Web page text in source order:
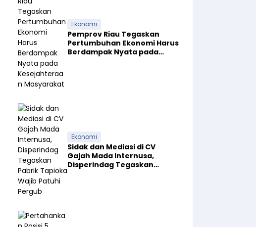
Ekonomi
Pemprov Riau Tegaskan
Pertumbuhan Ekonomi Harus
Berdampak Nyata pada
Ekonomi
Sidak dan Mediasi di CV
Gajah Mada Internusa,
Disperindag Tegaskan